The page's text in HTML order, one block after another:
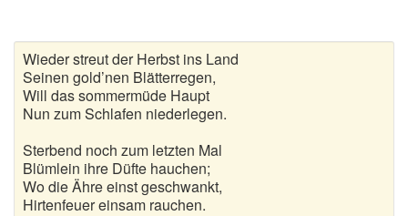
Hochzeitsgedichte
Kindergedichte
Kurze Gedichte
Liebesgedichte
Wieder streut der Herbst ins Land
Seinen gold’nen Blätterregen,
Will das sommermüde Haupt
Nun zum Schlafen niederlegen.
Sterbend noch zum letzten Mal
Blümlein ihre Düfte hauchen;
Wo die Ähre einst geschwankt,
Hirtenfeuer einsam rauchen.